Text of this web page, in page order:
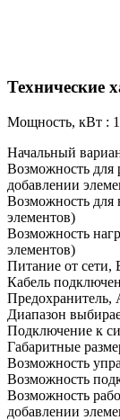
Технические
Мощность, кВт :
Начальный
Возможность для
добавлении
Возможность для
элементов)
Возможность
элементов)
Питание от сети,
Кабель
Предохранитель,
Диапазон
Подключение к
Габаритные
Возможность
Возможность
Возможность
добавлении